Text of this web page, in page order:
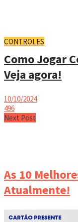
CONTROLES
Como Jogar
Veja agora!
10/10/2024
496
Next Post
As 10
Atualmente!